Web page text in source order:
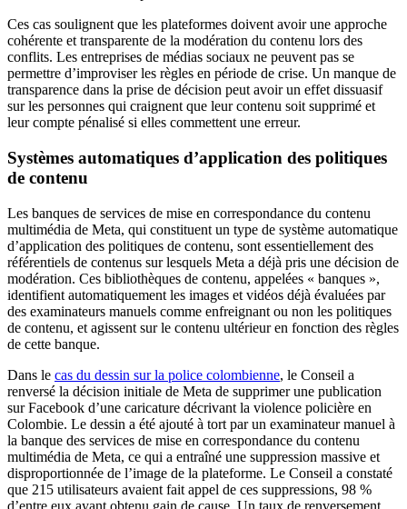
Ces cas soulignent que les plateformes doivent avoir une approche
cohérente et transparente de la modération du contenu lors des
conflits. Les entreprises de médias sociaux ne peuvent pas se
permettre d’improviser les règles en période de crise. Un manque de
transparence dans la prise de décision peut avoir un effet dissuasif
sur les personnes qui craignent que leur contenu soit supprimé et
leur compte pénalisé si elles commettent une erreur.
Systèmes automatiques d’application des politiques
de contenu
Les banques de services de mise en correspondance du contenu
multimédia de Meta, qui constituent un type de système automatique
d’application des politiques de contenu, sont essentiellement des
référentiels de contenus sur lesquels Meta a déjà pris une décision de
modération. Ces bibliothèques de contenu, appelées « banques »,
identifient automatiquement les images et vidéos déjà évaluées par
des examinateurs manuels comme enfreignant ou non les politiques
de contenu, et agissent sur le contenu ultérieur en fonction des règles
de cette banque.
Dans le cas du dessin sur la police colombienne, le Conseil a
renversé la décision initiale de Meta de supprimer une publication
sur Facebook d’une caricature décrivant la violence policière en
Colombie. Le dessin a été ajouté à tort par un examinateur manuel à
la banque des services de mise en correspondance du contenu
multimédia de Meta, ce qui a entraîné une suppression massive et
disproportionnée de l’image de la plateforme. Le Conseil a constaté
que 215 utilisateurs avaient fait appel de ces suppressions, 98 %
d’entre eux ayant obtenu gain de cause. Un taux de renversement